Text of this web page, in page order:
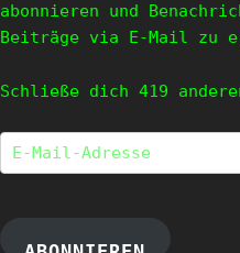
abonnieren und
Beiträge via E-Mail zu
Schließe dich 419
E-
Mail-